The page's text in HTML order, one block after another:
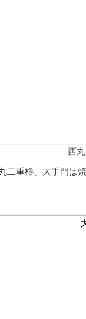
西
二重櫓、大手門は